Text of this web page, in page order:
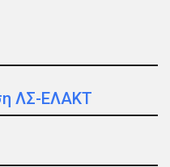
ΛΣ-ΕΛΑΚΤ